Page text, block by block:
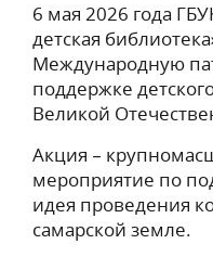
6 мая 2026 года
детская
Международную
поддержке
Великой
Акция –
мероприятие по
идея проведения
самарской земле.